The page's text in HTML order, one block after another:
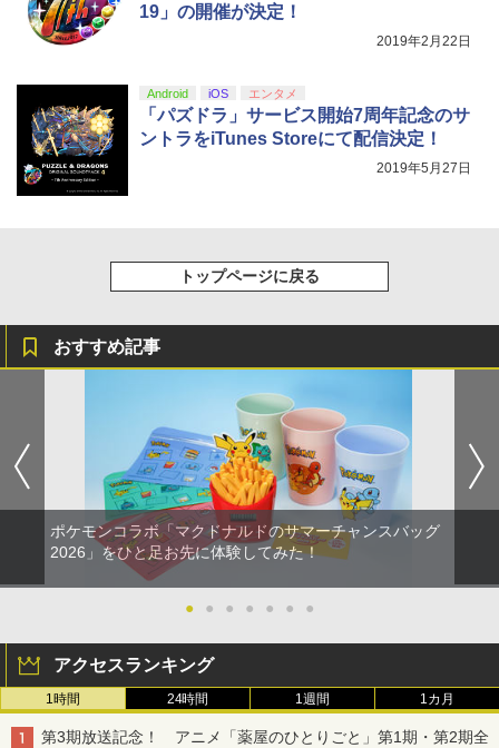
￥14,141
『映画 ラブライブ！蓮ノ空女学院スクー
y』Blu-ray（特装限定版）
￥8,589
19」の開催が決定！
2019年2月22日
Android iOS エンタメ
「パズドラ」サービス開始7周年記念のサ
ントラをiTunes Storeにて配信決定！
2019年5月27日
トップページに戻る
おすすめ記事
ポケモンコラボ「マクドナルドのサマーチャンスバッグ
2026」をひと足お先に体験してみた！
● ● ● ● ● ● ●
アクセスランキング
1時間 24時間 1週間 1カ月
第3期放送記念！ アニメ「薬屋のひとりごと」第1期・第2期全